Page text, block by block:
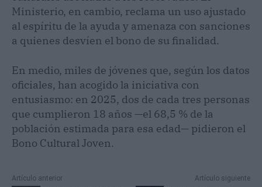
Ministerio, en cambio, reclama un uso ajustado
al espíritu de la ayuda y amenaza con sanciones
a quienes desvíen el bono de su finalidad.
En medio, miles de jóvenes que, según los datos
oficiales, han acogido la iniciativa con
entusiasmo: en 2025, dos de cada tres personas
que cumplieron 18 años —el 68,5 % de la
población estimada para esa edad— pidieron el
Bono Cultural Joven.
Artículo anterior
Artículo siguiente